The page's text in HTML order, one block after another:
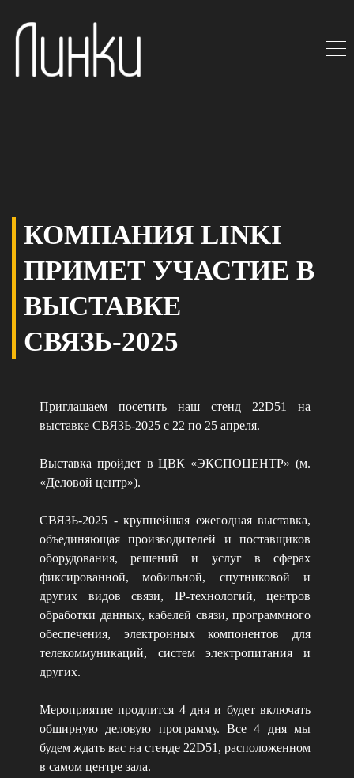
КОМПАНИЯ LINKI
ПРИМЕТ УЧАСТИЕ В
ВЫСТАВКЕ
СВЯЗЬ-2025
Приглашаем посетить наш стенд 22D51 на
выставке СВЯЗЬ-2025 с 22 по 25 апреля.
Выставка пройдет в ЦВК «ЭКСПОЦЕНТР» (м.
«Деловой центр»).
СВЯЗЬ-2025 - крупнейшая ежегодная выставка,
объединяющая производителей и поставщиков
оборудования, решений и услуг в сферах
фиксированной, мобильной, спутниковой и
других видов связи, IP-технологий, центров
обработки данных, кабелей связи, программного
обеспечения, электронных компонентов для
телекоммуникаций, систем электропитания и
других.
Мероприятие продлится 4 дня и будет включать
обширную деловую программу. Все 4 дня мы
будем ждать вас на стенде 22D51, расположенном
в самом центре зала.